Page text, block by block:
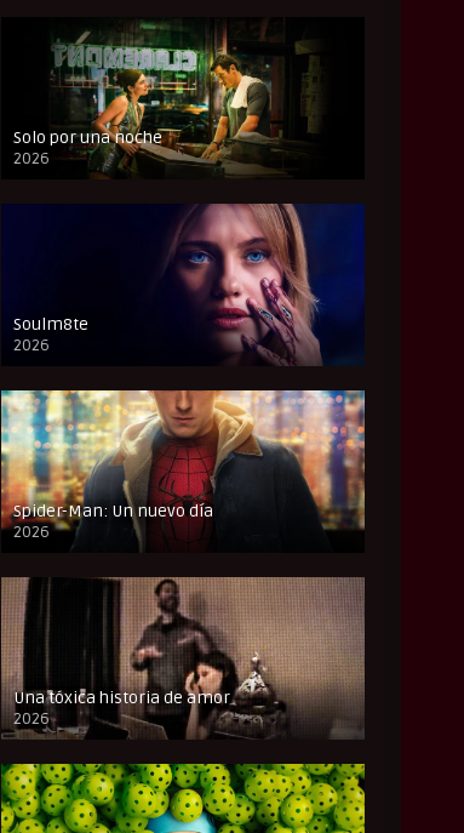
Solo por una noche
2026
CAM
Soulm8te
2026
FULL HD
Spider-Man: Un nuevo día
2026
CAM
Una tóxica historia de amor
2026
FULL HD